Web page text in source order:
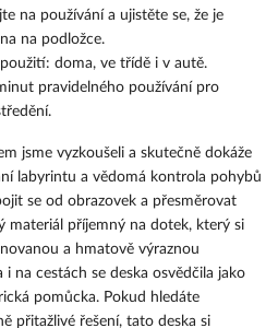
na používání a ujistěte se, že je
na podložce.
doma, ve třídě i v autě.
pravidelného používání pro
jsme vyzkoušeli a skutečně dokáže
labyrintu a vědomá kontrola pohybů
se od obrazovek a přesměrovat
materiál příjemný na dotek, který si
a hmatově výraznou
na cestách se deska osvědčila jako
pomůcka. Pokud hledáte
přitažlivé řešení, tato deska si